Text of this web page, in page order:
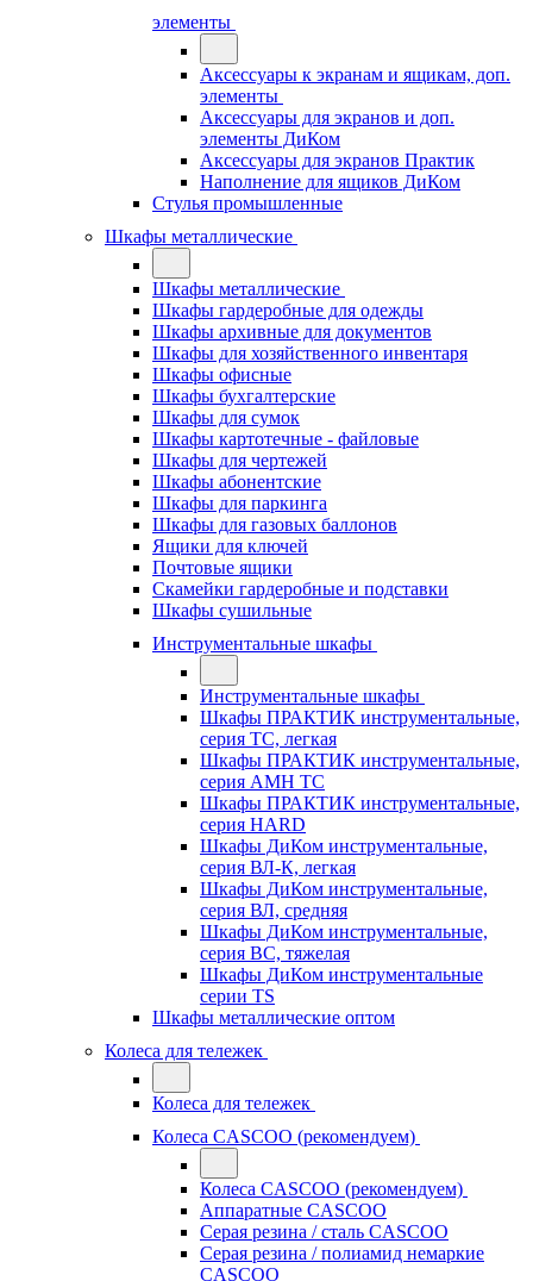
элементы
Аксессуары к экранам и ящикам, доп.
элементы
Аксессуары для экранов и доп.
элементы ДиКом
Аксессуары для экранов Практик
Наполнение для ящиков ДиКом
Стулья промышленные
Шкафы металлические
Шкафы металлические
Шкафы гардеробные для одежды
Шкафы архивные для документов
Шкафы для хозяйственного инвентаря
Шкафы офисные
Шкафы бухгалтерские
Шкафы для сумок
Шкафы картотечные - файловые
Шкафы для чертежей
Шкафы абонентские
Шкафы для паркинга
Шкафы для газовых баллонов
Ящики для ключей
Почтовые ящики
Скамейки гардеробные и подставки
Шкафы сушильные
Инструментальные шкафы
Инструментальные шкафы
Шкафы ПРАКТИК инструментальные,
серия ТC, легкая
Шкафы ПРАКТИК инструментальные,
серия AMH TC
Шкафы ПРАКТИК инструментальные,
серия HARD
Шкафы ДиКом инструментальные,
cерия ВЛ-К, легкая
Шкафы ДиКом инструментальные,
серия ВЛ, средняя
Шкафы ДиКом инструментальные,
серия ВС, тяжелая
Шкафы ДиКом инструментальные
серии TS
Шкафы металлические оптом
Колеса для тележек
Колеса для тележек
Колеса CASCOO (рекомендуем)
Колеса CASCOO (рекомендуем)
Аппаратные CASCOO
Серая резина / сталь CASCOO
Серая резина / полиамид немаркие
CASCOO